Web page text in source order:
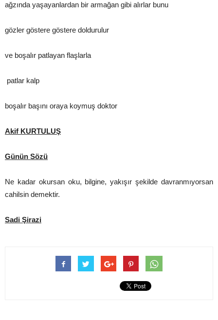
ağzında yaşayanlardan bir armağan gibi alırlar bunu
gözler göstere göstere doldurulur
ve boşalır patlayan flaşlarla
patlar kalp
boşalır başını oraya koymuş doktor
Akif KURTULUŞ
Günün Sözü
Ne kadar okursan oku, bilgine, yakışır şekilde davranmıyorsan
cahilsin demektir.
Sadi Şirazi